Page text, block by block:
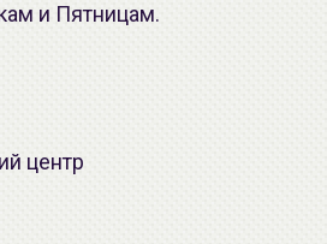
и Пятницам.
центр